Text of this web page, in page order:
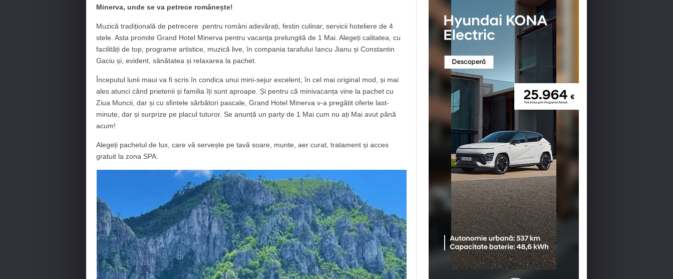
Minerva, unde se va petrece românește!
Muzică tradițională de petrecere pentru români adevărați, festin culinar, servicii hoteliere de 4
stele. Asta promite Grand Hotel Minerva pentru vacanța prelungită de 1 Mai. Alegeți calitatea, cu
facilități de top, programe artistice, muzică live, în compania tarafului Iancu Jianu și Constantin
Gaciu și, evident, sănătatea și relaxarea la pachet.
Începutul lunii maui va fi scris în condica unui mini-sejur excelent, în cel mai original mod, și mai
ales atunci când prietenii și familia îți sunt aproape. Și pentru că minivacanța vine la pachet cu
Ziua Muncii, dar și cu sfintele sărbători pascale, Grand Hotel Minerva v-a pregătit oferte last-
minute, dar și surprize pe placul tuturor. Se anunță un party de 1 Mai cum nu ați Mai avut până
acum!
Alegeți pachetul de lux, care vă servește pe tavă soare, munte, aer curat, tratament și acces
gratuit la zona SPA.